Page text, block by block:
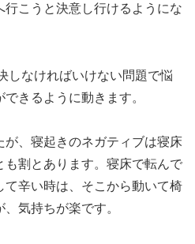
行こうと決意し行けるようにな
しなければいけない問題で悩
きるように動きます。
が、寝起きのネガティブは寝床
割とあります。寝床で転んで
て辛い時は、そこから動いて椅
気持ちが楽です。